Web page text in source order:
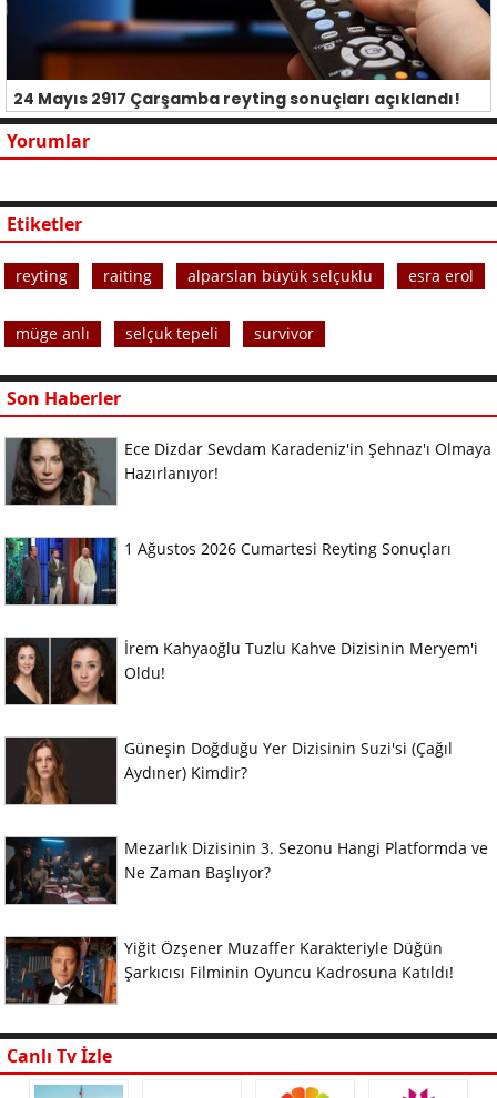
24 Mayıs 2917 Çarşamba reyting sonuçları açıklandı!
Yorumlar
Etiketler
reyting raiting alparslan büyük selçuklu esra erol
müge anlı selçuk tepeli survivor
Son Haberler
Ece Dizdar Sevdam Karadeniz'in Şehnaz'ı Olmaya
Hazırlanıyor!
1 Ağustos 2026 Cumartesi Reyting Sonuçları
İrem Kahyaoğlu Tuzlu Kahve Dizisinin Meryem'i
Oldu!
Güneşin Doğduğu Yer Dizisinin Suzi'si (Çağıl
Aydıner) Kimdir?
Mezarlık Dizisinin 3. Sezonu Hangi Platformda ve
Ne Zaman Başlıyor?
Yiğit Özşener Muzaffer Karakteriyle Düğün
Şarkıcısı Filminin Oyuncu Kadrosuna Katıldı!
Canlı Tv İzle